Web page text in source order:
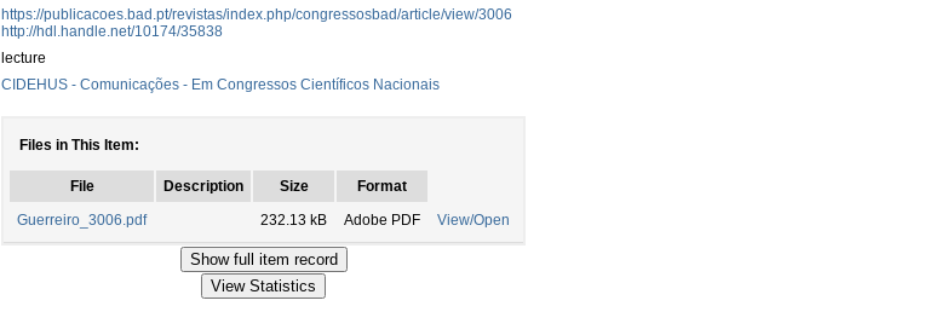
https://publicacoes.bad.pt/revistas/index.php/congressosbad/article/view/3006
http://hdl.handle.net/10174/35838
lecture
CIDEHUS - Comunicações - Em Congressos Científicos Nacionais
Files in This Item:
File Description Size
Format
Guerreiro_3006.pdf
232.13 kB Adobe PDF View/Open